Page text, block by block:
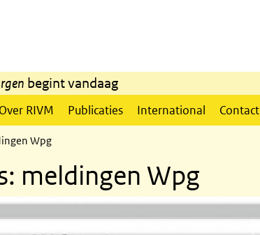
begint vandaag
Over RIVM Publicaties International Contact
Wpg
meldingen Wpg